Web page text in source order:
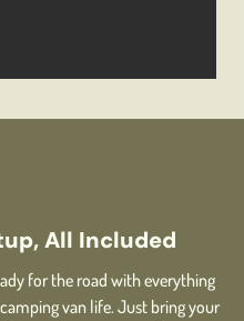
All Included
for the road with everything
van life. Just bring your